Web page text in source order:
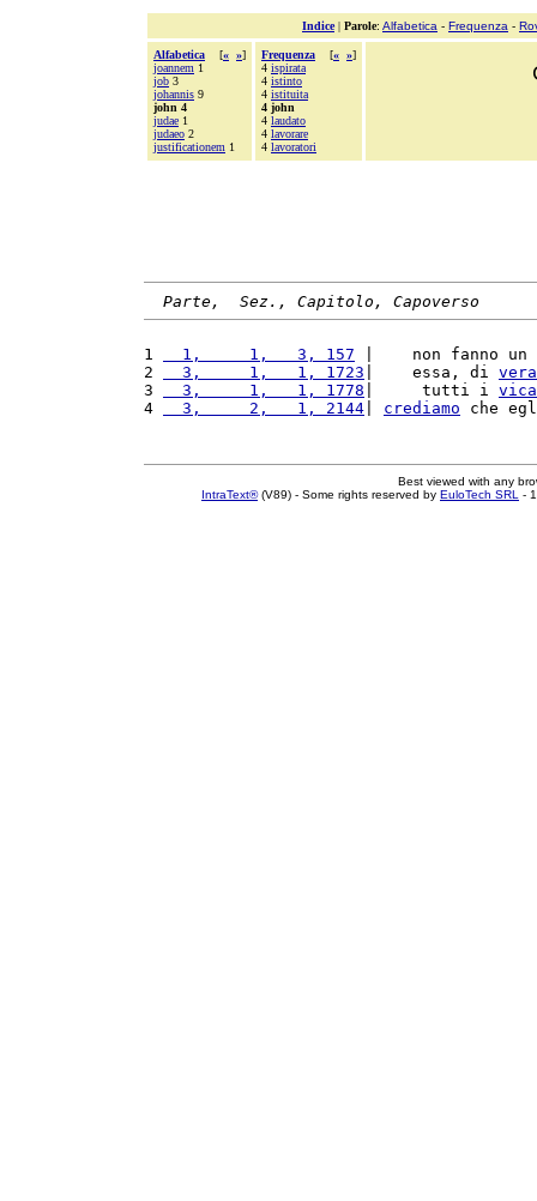
Indice| Parole: Alfabetica - Frequenza -
Alfabetica [« »]
joannem 1
job 3
johannis 9
john 4
judae 1
judaeo 2
justificationem 1
Frequenza [« »]
4 ispirata
4 istinto
4 istituita
4 john
4 laudato
4 lavorare
4 lavoratori
Parte,  Sez., Capitolo, Capoverso
1
  1,     1,   3, 157
|    non fanno
2
  3,     1,   1, 1723
|    essa, di vera
3
  3,     1,   1, 1778
|     tutti i
4
  3,     2,   1, 2144
crediamo che
Best viewed with any
IntraText®(V89) - Some rights reserved by EuloTech SRL -